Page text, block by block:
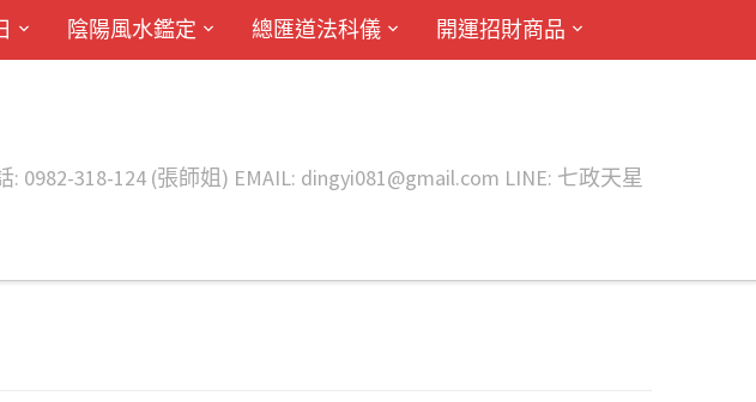
陰陽風水鑑定 總匯道法科儀 開運招財商品
318-124 (張師姐) EMAIL: dingyi081@gmail.com LINE: 七政天星